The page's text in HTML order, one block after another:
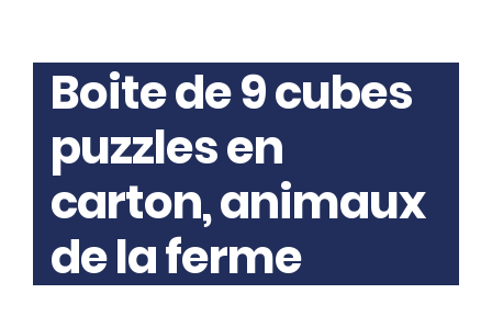
Boite de 9 cubes
puzzles en
carton, animaux
de la ferme